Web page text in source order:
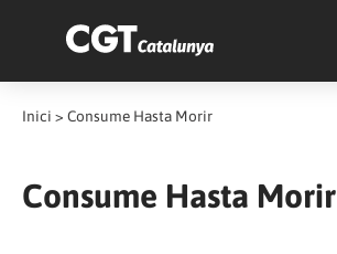
Inici > Consume Hasta Morir
Consume Hasta Morir